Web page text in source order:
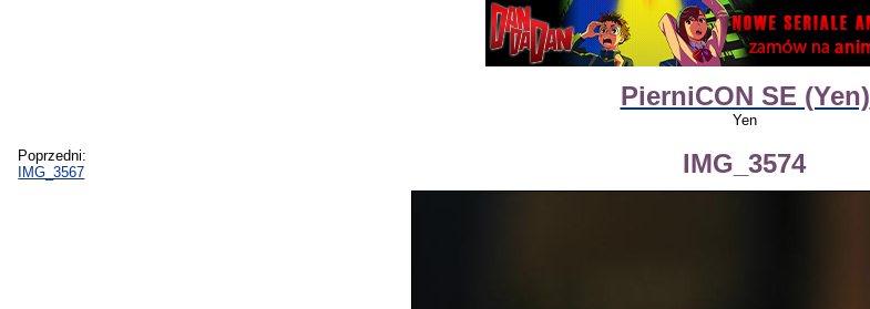
PierniCON SE (Yen)
Yen
Poprzedni:
IMG_3567
IMG_3574